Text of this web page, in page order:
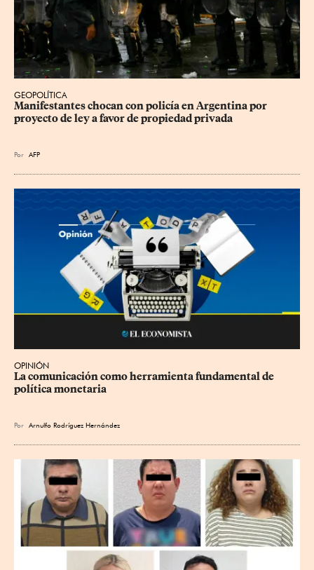
GEOPOLÍTICA
Manifestantes chocan con policía en Argentina por
proyecto de ley a favor de propiedad privada
Por AFP
OPINIÓN
La comunicación como herramienta fundamental de
política monetaria
Por Arnulfo Rodríguez Hernández